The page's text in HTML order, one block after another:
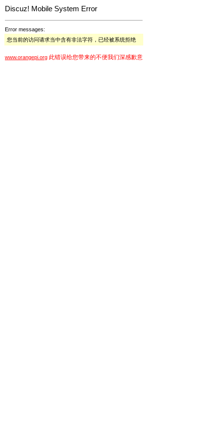
Discuz! Mobile System Error
Error messages:
您当前的访问请求当中含有非法字符，已经被系统拒绝
www.orangepi.org 此错误给您带来的不便我们深感歉意